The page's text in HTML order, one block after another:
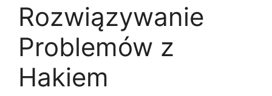
Rozwiązywanie
Problemów z
Hakiem